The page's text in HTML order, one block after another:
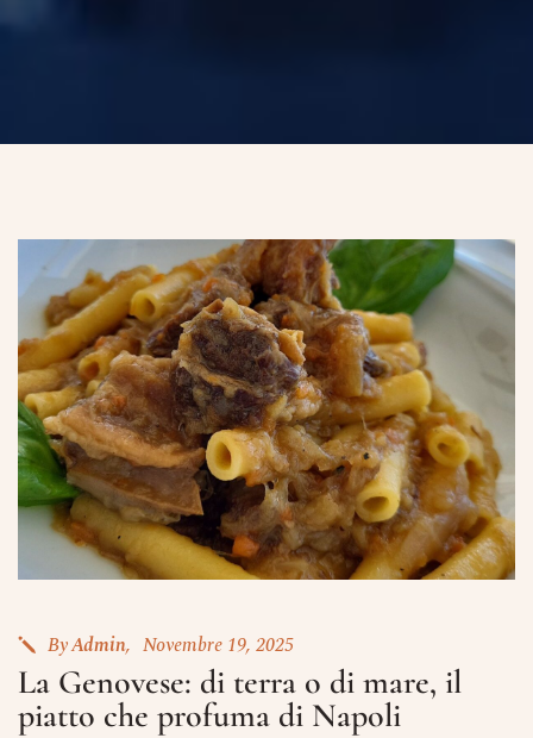
ByAdmin Novembre 19, 2025
La Genovese: di terra o di mare, il
piatto che profuma di Napoli